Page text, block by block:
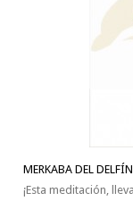
MERKABA DEL
¡Esta meditación,